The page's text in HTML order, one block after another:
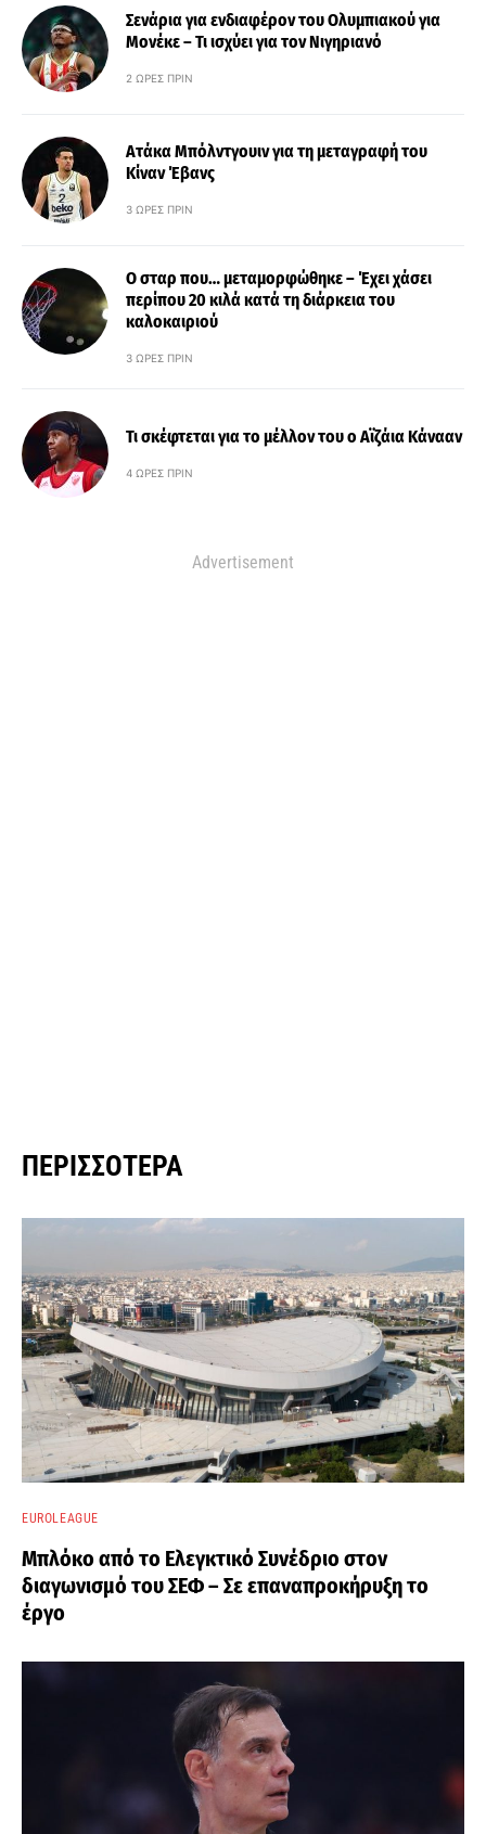
Σενάρια για ενδιαφέρον του Ολυμπιακού για
Μονέκε – Τι ισχύει για τον Νιγηριανό
2 ΏΡΕΣ ΠΡΙΝ
Ατάκα Μπόλντγουιν για τη μεταγραφή του
Κίναν Έβανς
3 ΏΡΕΣ ΠΡΙΝ
Ο σταρ που… μεταμορφώθηκε – Έχει χάσει
περίπου 20 κιλά κατά τη διάρκεια του
καλοκαιριού
3 ΏΡΕΣ ΠΡΙΝ
Τι σκέφτεται για το μέλλον του ο Αϊζάια Κάνααν
4 ΏΡΕΣ ΠΡΙΝ
Advertisement
ΠΕΡΙΣΣΌΤΕΡΑ
EUROLEAGUE
Μπλόκο από το Ελεγκτικό Συνέδριο στον
διαγωνισμό του ΣΕΦ – Σε επαναπροκήρυξη το
έργο